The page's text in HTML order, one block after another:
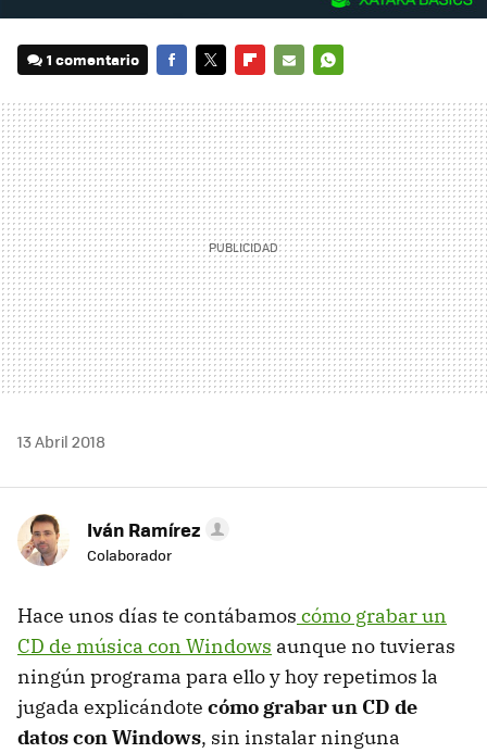
1 comentario
MAIL
13 Abril 2018
Iván Ramírez
Colaborador
Hace unos días te contábamos cómo grabar un
CD de música con Windows aunque no tuvieras
ningún programa para ello y hoy repetimos la
jugada explicándote cómo grabar un CD de
datos con Windows, sin instalar ninguna